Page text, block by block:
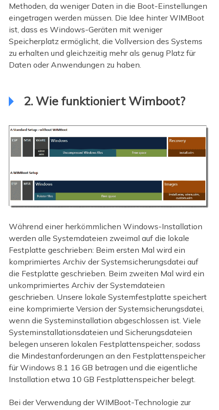
Methoden, da weniger Daten in die Boot-Einstellungen
eingetragen werden müssen. Die Idee hinter WIMBoot
ist, dass es Windows-Geräten mit weniger
Speicherplatz ermöglicht, die Vollversion des Systems
zu erhalten und gleichzeitig mehr als genug Platz für
Daten oder Anwendungen zu haben.
2. Wie funktioniert Wimboot?
Während einer herkömmlichen Windows-Installation
werden alle Systemdateien zweimal auf die lokale
Festplatte geschrieben: Beim ersten Mal wird ein
komprimiertes Archiv der Systemsicherungsdatei auf
die Festplatte geschrieben. Beim zweiten Mal wird ein
unkomprimiertes Archiv der Systemdateien
geschrieben. Unsere lokale Systemfestplatte speichert
eine komprimierte Version der Systemsicherungsdatei,
wenn die Systeminstallation abgeschlossen ist. Viele
Systeminstallationsdateien und Sicherungsdateien
belegen unseren lokalen Festplattenspeicher, sodass
die Mindestanforderungen an den Festplattenspeicher
für Windows 8.1 16 GB betragen und die eigentliche
Installation etwa 10 GB Festplattenspeicher belegt.
Bei der Verwendung der WIMBoot-Technologie zur